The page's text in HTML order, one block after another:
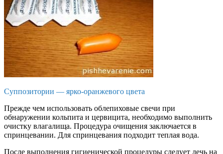
Суппозитории — ярко-оранжевого цвета
Прежде чем использовать облепиховые свечи при
обнаружении кольпита и цервицита, необходимо выполнить
очистку влагалища. Процедура очищения заключается в
спринцевании. Для спринцевания подходит теплая вода.
После выполнения гигиенической процедуры следует лечь на